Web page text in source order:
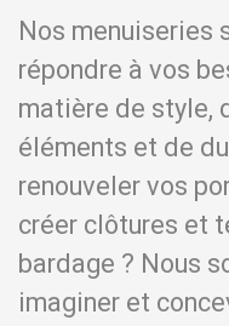
Nos menuiseries
répondre à vos
matière de style,
éléments et de
renouveler vos
créer clôtures et
bardage ? Nous
imaginer et